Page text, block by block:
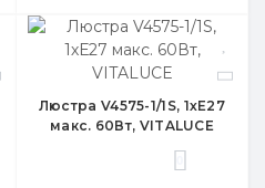
Люстра V4575-1/1S, 1хЕ27
макс. 60Вт, VITALUCE